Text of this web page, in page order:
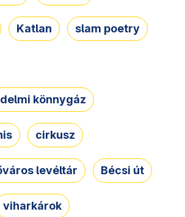
Katlan slam poetry
könnygáz
cirkusz
levéltár Bécsi út
viharkárok